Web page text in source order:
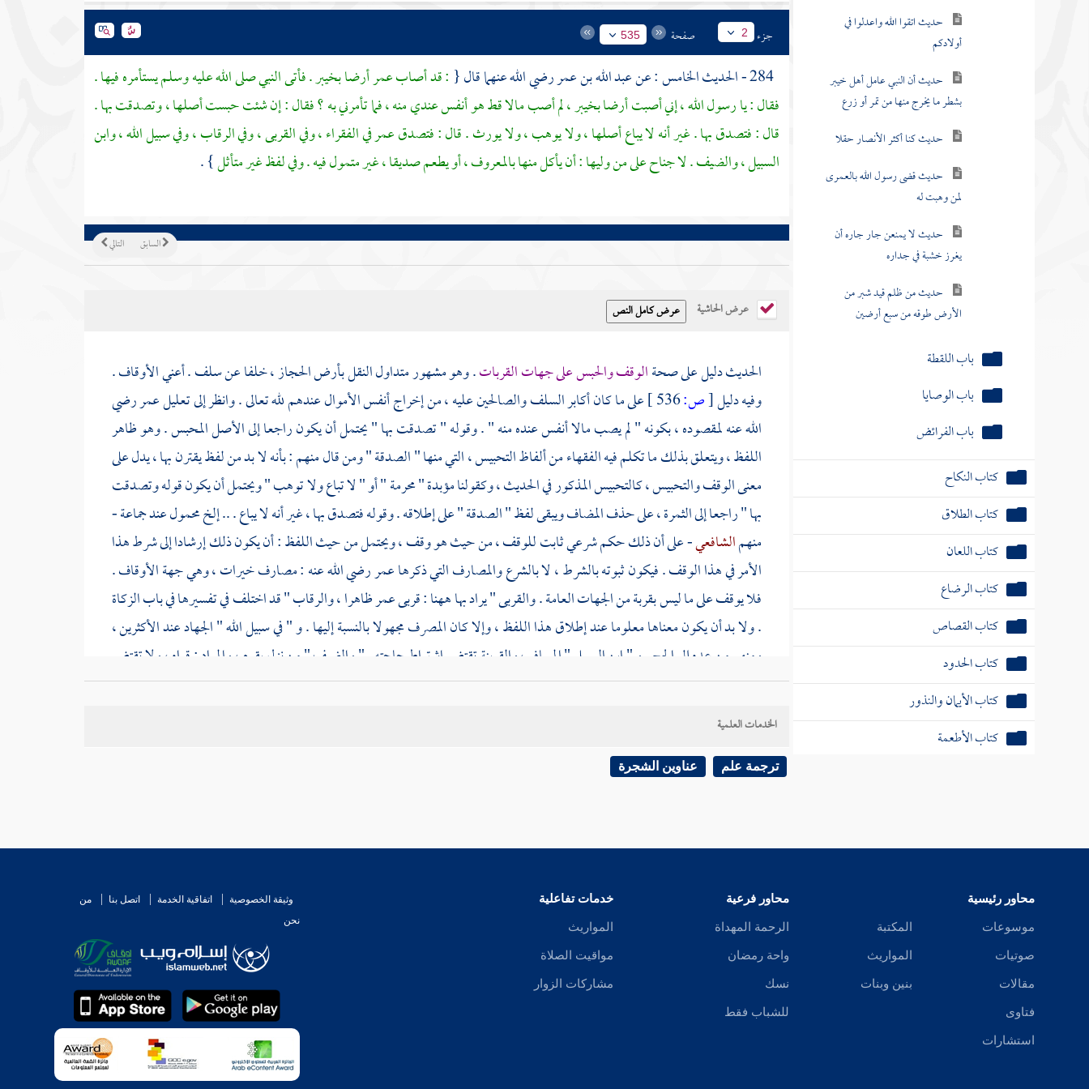
أولادكم
حديث أن النبي عامل أهل خيبر
بشطر ما يخرج منها من تمر أو زرع
حديث كنا أكثر الأنصار حقلا
حديث قضى رسول الله بالعمرى
لمن وهبت له
حديث لا يمنعن جار جاره أن
يغرز خشبة في جداره
حديث من ظلم قيد شبر من
الأرض طوقه من سبع أرضين
باب اللقطة
باب الوصايا
باب الفرائض
كتاب النكاح
كتاب الطلاق
كتاب اللعان
كتاب الرضاع
كتاب القصاص
كتاب الحدود
كتاب الأيمان والنذور
كتاب الأطعمة
كتاب الأشربة
كتاب العتق
جزء 2 صفحة 535
عبد الله بن عمررضي الله عنهما قال {: قد أصابعمرأرضابخيبر. فأتى النبي صلى الله عليه وسلم يستأمره فيها .
فقال : يا رسول الله ، إني أصبت أرضابخيبر، لم أصب مالا قط هو أنفس عندي منه ، فما تأمرني به ؟ فقال : إن شئت حبست أصلها ، وتصدقت بها .
قال : فتصدق بها . غير أنه لا يباع أصلها ، ولا يوهب ، ولا يورث . قال : فتصدقعمرفي الفقراء ، وفي القربى ، وفي الرقاب ، وفي سبيل الله ، وابن
السبيل ، والضيف . لا جناح على من وليها : أن يأكل منها بالمعروف ، أو يطعم صديقا ، غير متمول فيه . وفي لفظ غير متأثل} .
التالي السابق
عرض الحاشية
الحديث دليل على صحةالوقف والحبس على جهات القربات. وهو مشهور متداول النقل بأرضالحجاز، خلفا عن سلف . أعني الأوقاف .
وفيه دليل[ص:536 ] على ما كان أكابر السلف والصالحين عليه ، من إخراج أنفس الأموال عندهم لله تعالى . وانظر إلى تعليلعمررضي
الله عنه لمقصوده ، بكونه " لم يصب مالا أنفس عنده منه " . وقوله " تصدقت بها " يحتمل أن يكون راجعا إلى الأصل المحبس . وهو ظاهر
اللفظ ، ويتعلق بذلك ما تكلم فيه الفقهاء من ألفاظ التحبيس ، التي منها " الصدقة " ومن قال منهم : بأنه لا بد من لفظ يقترن بها ، يدل على
معنى الوقف والتحبيس ، كالتحبيس المذكور في الحديث ، وكقولنا مؤبدة " محرمة " أو " لا تباع ولا توهب " ويحتمل أن يكون قوله وتصدقت
بها " راجعا إلى الثمرة ، على حذف المضاف ويبقى لفظ " الصدقة " على إطلاقه . وقوله فتصدق بها ، غير أنه لا يباع . .. إلخ محمول عند جماعة -
منهمالشافعي- على أن ذلك حكم شرعي ثابت للوقف ، من حيث هو وقف ، ويحتمل من حيث اللفظ : أن يكون ذلك إرشادا إلى شرط هذا
الأمر في هذا الوقف . فيكون ثبوته بالشرط ، لا بالشرع والمصارف التي ذكرهاعمررضي الله عنه : مصارف خيرات ، وهي جهة الأوقاف .
فلا يوقف على ما ليس بقربة من الجهات العامة . والقربى " يراد بها ههنا : قربىعمرظاهرا ، والرقاب " قد اختلف في تفسيرها في باب الزكاة
. ولا بد أن يكون معناها معلوما عند إطلاق هذا اللفظ ، وإلا كان المصرف مجهولا بالنسبة إليها . و " في سبيل الله " الجهاد عند الأكثرين ،
ومنهم من عده إلى الحج . و " ابن السبيل " المسافر ، والقرينة تقتضي اشتراط حاجته . " والضيف " من نزل بقوم ، والمراد : قراه ، ولا تقتضي
القرينة تخصيصه بالفقر . وفي الحديث : دليل على جوازالشروط في الوقف، واتباعها . وفيه دليل على المسامحة في بعضها ، حيث علق الأكل
على المعروف ، وهو غير منضبط . وقوله " غير متأثل " أي : متخذ أصل مال ، يقال : تأثلت المال : اتخذته أصلا .
الخدمات العلمية
ترجمة علم عناوين الشجرة
محاور رئيسية
موسوعات
صوتيات
مقالات
فتاوى
استشارات
المكتبة
المواريث
بنين وبنات
محاور فرعية
الرحمة المهداة
واحة رمضان
نسك
للشباب فقط
خدمات تفاعلية
المواريث
مواقيت الصلاة
مشاركات الزوار
وثيقة الخصوصية اتفاقية الخدمة اتصل بنا
من
نحن